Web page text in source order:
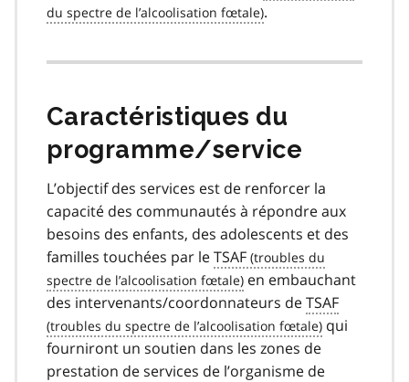
.
Caractéristiques du
programme/service
L’objectif des services est de renforcer la
capacité des communautés à répondre aux
besoins des enfants, des adolescents et des
familles touchées par leTSAF
en embauchant
des intervenants/coordonnateurs deTSAF
qui
fourniront un soutien dans les zones de
prestation de services de l’organisme de